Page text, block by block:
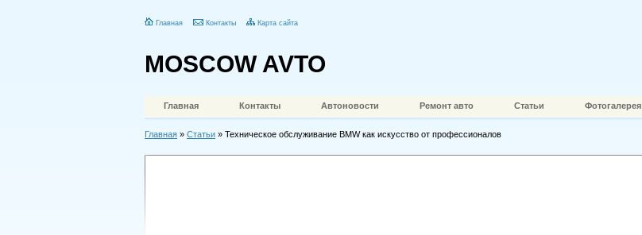
Главная Контакты Карта сайта
MOSCOW AVTO
Главная Контакты Автоновости Ремонт авто Статьи Фотогалерея
Главная » Статьи » Техническое обслуживание BMW как искусство от профессионалов